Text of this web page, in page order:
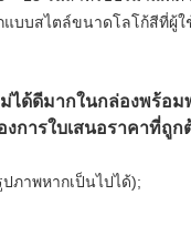
แบบสไตล์ขนาดโลโก้สีที่ผู้
ได้ดีมากในกล่องพร้อ
การใบเสนอราคาที่ถูก
ภาพหากเป็นไปได้);